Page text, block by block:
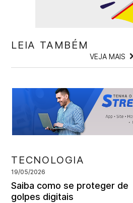
LEIA TAMBÉM
VEJA MAIS
TECNOLOGIA
19/05/2026
Saiba como se proteger de
golpes digitais